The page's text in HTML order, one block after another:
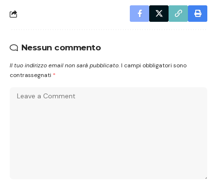
Nessun commento
Il tuo indirizzo email non sarà pubblicato. I campi obbligatori sono
contrassegnati *